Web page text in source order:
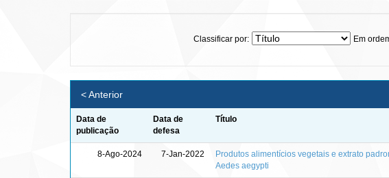
Classificar por: Em
< Anterior
Data de
publicação
Data de
defesa
Título
8-Ago-2024 7-Jan-2022
Produtos alimentícios vegetais e extrato
Aedes aegypti